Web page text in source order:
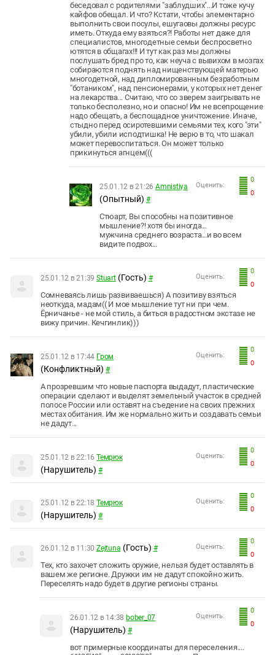
беседовал с родителями "заблудших"...И тоже кучу
кайфов обещал. И что? Кстати, чтобы элементарно
выполнить свои посулы, ешугаовы должны ресурс
иметь. Откуда ему взяться?! Работы нет даже для
специалистов, многодетные семьи беспросветно
ютятся в общагах!!! И тут как раз мы должны
послушать бред про то, как неуча с вывихом в мозгах
собираются поднять над нищенствующей матерью
многодетной, над дипломированным безработным
"ботаником", над пенсионерами, у которых нет денег
на лекарства... Считаю, что со зверем заигрывать не
только бесполезно, но и опасно! Им не всепрощение
надо обещать, а беспощадное уничтожение. Иначе,
стыдно перед осиротевшими семьями тех, кого "эти"
убили, убили исподтишка! Не верю в то, что шакал
может перевоспитаться. Он может только
прикинуться агнцем(((
0
0
Оценить:
25.01.12 в 21:26 Amnistiya
(Опытный) #
Стюарт, Вы способны на позитивное
мышление?! хотя бы иногда...
мужчина среднего возраста...и во всем
видите подвох...
0
0
Оценить:
25.01.12 в 21:39 Stuart (Гость) #
Сомневаясь лишь развиваешься) А позитиву взяться
неоткуда, мадам(( И мое мышление тут ни при чем.
Ёрничанье - не мой стиль, а биться в радостном экстазе не
вижу причин. Кечгинлик)))
0
0
Оценить:
25.01.12 в 17:44 Гром
(Конфликтный) #
А прозревшим что новые паспорта выдадут, пластические
операции сделают и выделят земельный участок в средней
полосе России или оставят на съедение на своих прежних
местах обитания. Им же нормально жить и создавать семьи
не дадут...
0
0
Оценить:
25.01.12 в 22:16 Темрюк
(Нарушитель) #
0
0
Оценить:
25.01.12 в 22:18 Темрюк
(Нарушитель) #
0
0
Оценить:
26.01.12 в 11:30 Zejtuna (Гость) #
Тех, кто захочет сложить оружие, нельзя будет оставлять в
вашем же регионе. Дружки им не дадут спокойно жить.
Переселять надо будет в другие регионы страны.
0
0
Оценить:
26.01.12 в 14:38 bober_07
(Нарушитель) #
вот примерные координаты для переселения....